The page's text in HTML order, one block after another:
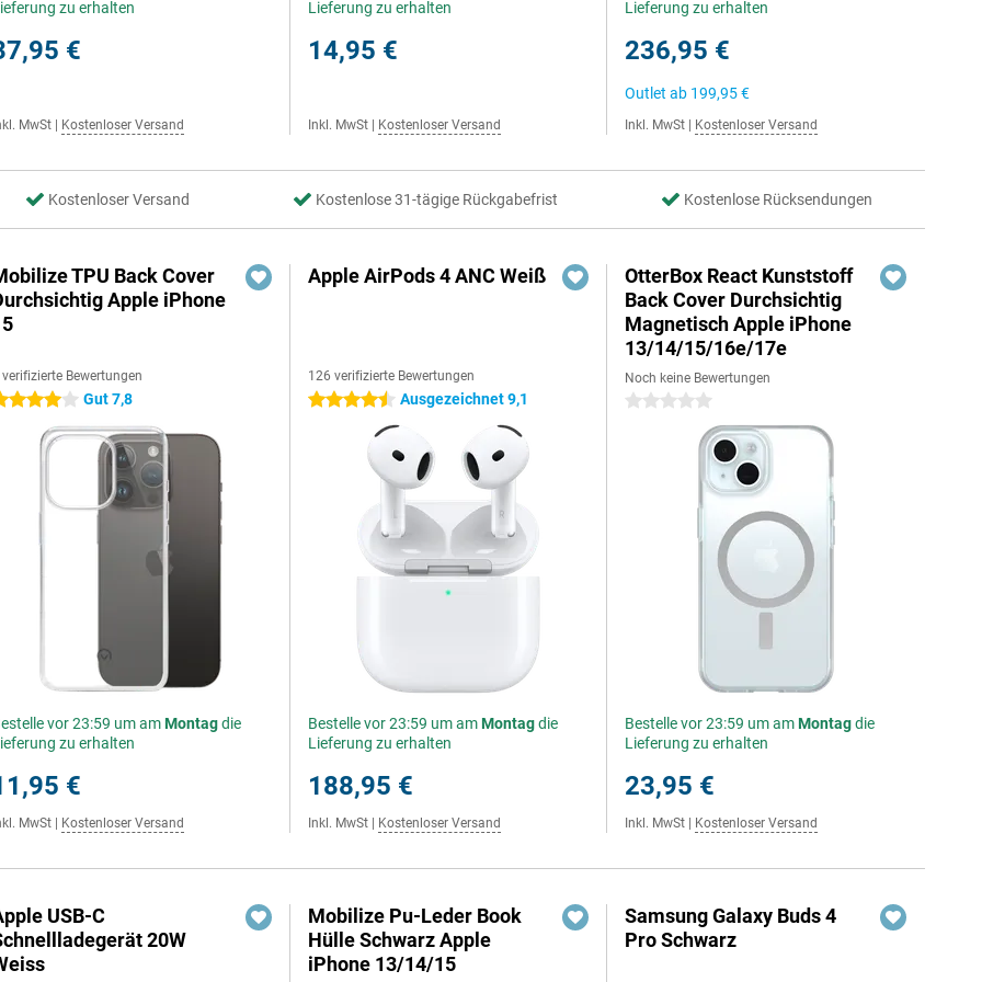
zu erhalten
€
MwSt Kostenloser Versand
Lieferung zu erhalten
14,95 €
Inkl. MwSt Kostenloser Versand
Lieferung zu erhalten
236,95 €
Outlet ab 199,95 €
Inkl. MwSt Kostenloser Versand
Kostenloser Versand Kostenlose 31-tägige Rückgabefrist Kostenlose Rücksendungen
TPU Back Cover
Apple iPhone
Bewertungen
Sterne Gut 7,8
vor 23:59 um amMontagdie
zu erhalten
€
MwSt Kostenloser Versand
Apple AirPods 4 ANC Weiß
126 verifizierte Bewertungen
4.5 Sterne Ausgezeichnet 9,1
Bestelle vor 23:59 um amMontagdie
Lieferung zu erhalten
188,95 €
Inkl. MwSt Kostenloser Versand
OtterBox React Kunststoff
Back Cover Durchsichtig
Magnetisch Apple iPhone
13/14/15/16e/17e
Noch keine Bewertungen
0 Sterne
Bestelle vor 23:59 um amMontagdie
Lieferung zu erhalten
23,95 €
Inkl. MwSt Kostenloser Versand
USB-C
20W
Mobilize Pu-Leder Book
Hülle Schwarz Apple
iPhone 13/14/15
Samsung Galaxy Buds 4
Pro Schwarz